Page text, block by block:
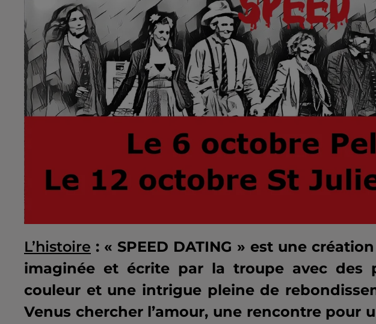
L’histoire : « SPEED DATING » est une
imaginée et écrite par la troupe avec des
couleur et une intrigue pleine de
Venus chercher l’amour, une rencontre pour